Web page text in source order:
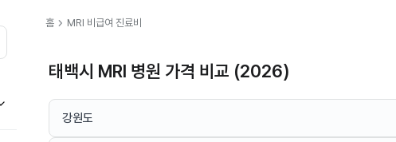
홈 chevron_right MRI 비급여 진료비
태백시 MRI 병원 가격 비교 (2026)
강원도